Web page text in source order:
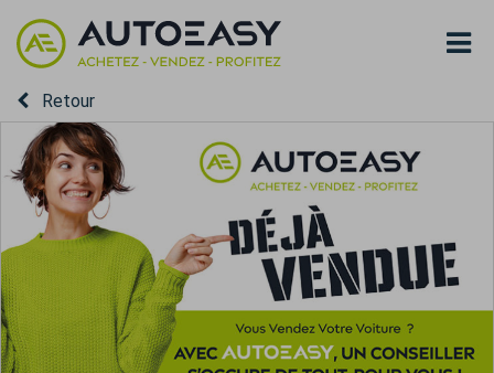
Retour